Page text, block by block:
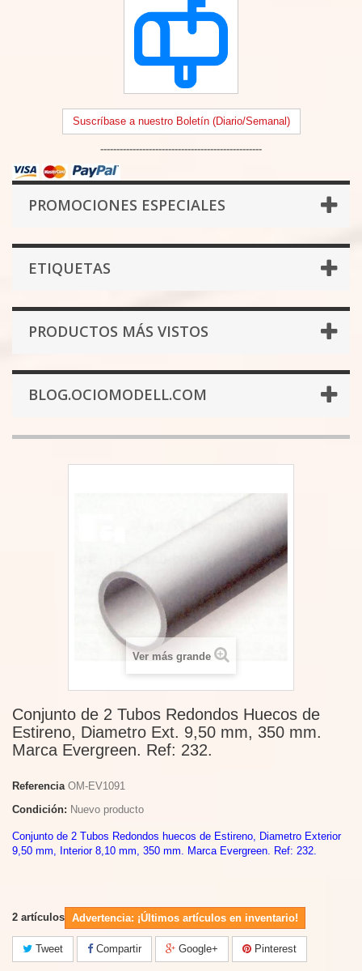
Suscríbase a nuestro Boletín (Diario/Semanal)
--------------------------------------------------
PROMOCIONES ESPECIALES
ETIQUETAS
PRODUCTOS MÁS VISTOS
BLOG.OCIOMODELL.COM
Ver más grande
Conjunto de 2 Tubos Redondos Huecos de
Estireno, Diametro Ext. 9,50 mm, 350 mm.
Marca Evergreen. Ref: 232.
Referencia OM-EV1091
Condición: Nuevo producto
Conjunto de 2 Tubos Redondos huecos de Estireno, Diametro Exterior
9,50 mm, Interior 8,10 mm, 350 mm. Marca Evergreen. Ref: 232.
2 artículos Advertencia: ¡Últimos artículos en inventario!
Tweet Compartir Google+ Pinterest